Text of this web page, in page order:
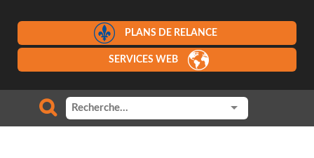
PLANS DE RELANCE
SERVICES WEB